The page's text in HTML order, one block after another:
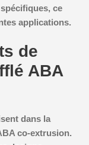
ce
applications.
de
ABA
dans la
co-extrusion.